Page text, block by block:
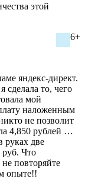
этой
6+
яндекс-директ.
сделала то, чего
мой
наложенным
не позволит
4,850 рублей …
руках две
Что
повторяйте
опыте!!